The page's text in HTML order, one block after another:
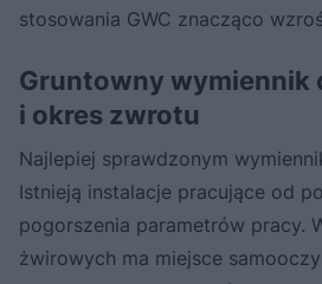
stosowania GWC znacząco
Gruntowny wymiennik
i okres zwrotu
Najlepiej sprawdzonym
Istnieją instalacje pracujące od
pogorszenia parametrów pracy.
żwirowych ma miejsce